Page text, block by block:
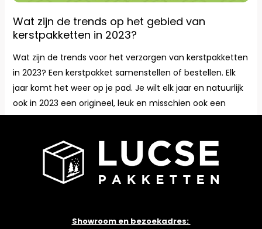
Wat zijn de trends op het gebied van
kerstpakketten in 2023?
Wat zijn de trends voor het verzorgen van kerstpakketten
in 2023? Een kerstpakket samenstellen of bestellen. Elk
jaar komt het weer op je pad. Je wilt elk jaar en natuurlijk
ook in 2023 een origineel, leuk en misschien ook een
duurzaam kerstpakket aan je personeel of collega’s
gebied
van
kerstpakketten
in
2023?
Meer lezen »
Showroom en bezoekadres: